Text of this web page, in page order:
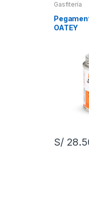
Gasfitería
OATEY
S/